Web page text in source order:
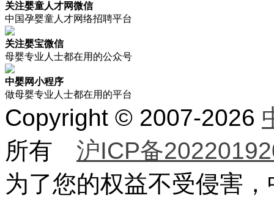
关注婴童人才网微信
中国孕婴童人才网络招聘平台
关注婴宝微信
母婴专业人士都在用的公众号
中婴网小程序
做母婴专业人士都在用的平台
Copyright © 2007-2026
所有 沪ICP备
为了您的权益不受侵害